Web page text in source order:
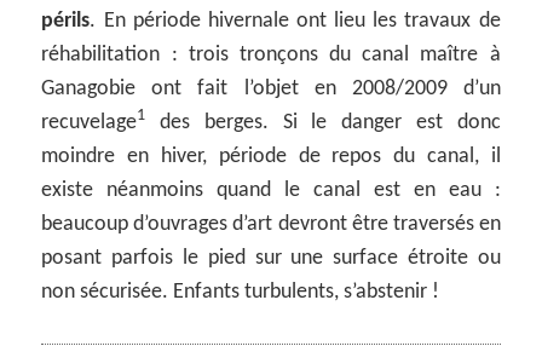
périls. En période hivernale ont lieu les travaux de
réhabilitation : trois tronçons du canal maître à
Ganagobie ont fait l’objet en 2008/2009 d’un
recuvelage1
des berges. Si le danger est donc
moindre en hiver, période de repos du canal, il
existe néanmoins quand le canal est en eau :
beaucoup d’ouvrages d’art devront être traversés en
posant parfois le pied sur une surface étroite ou
non sécurisée. Enfants turbulents, s’abstenir !